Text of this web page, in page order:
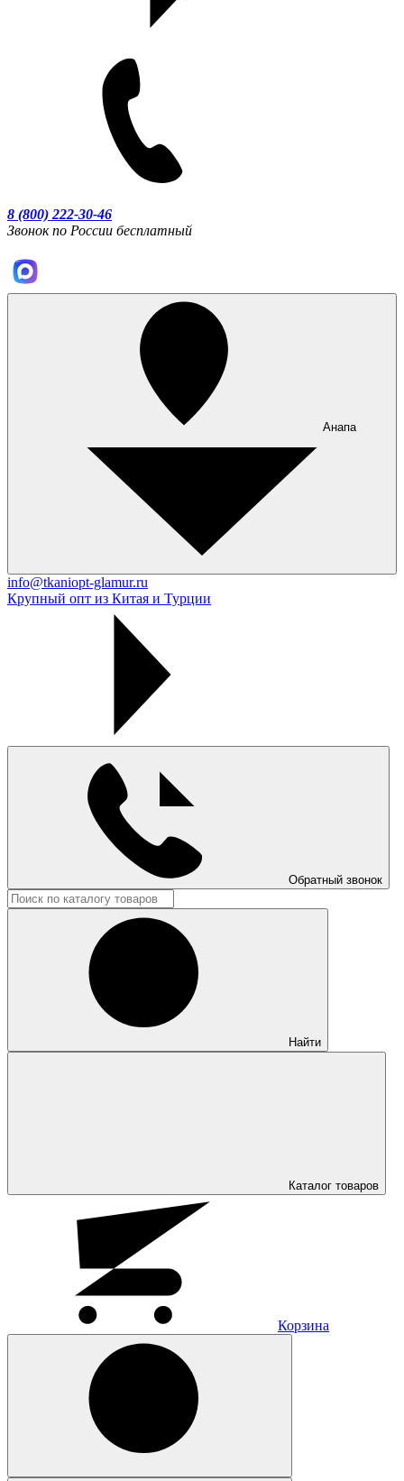
8 (800) 222-30-46
Звонок по России бесплатный
Анапа
info@tkaniopt-glamur.ru
Крупный опт из Китая и Турции
Обратный звонок
Найти
Каталог товаров
Корзина